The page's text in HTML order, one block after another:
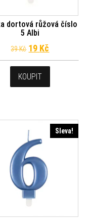
Kč.
19 Kč.
dortová růžová číslo
5 Albi
39Kč Původní cena
19 Kč
KOUPIT
Sleva!